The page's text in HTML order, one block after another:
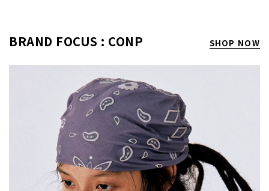
BRAND FOCUS : CONP SHOP NOW